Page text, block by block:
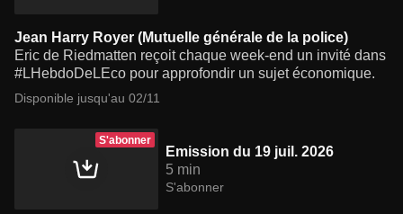
Jean Harry Royer (Mutuelle générale de la police)
Eric de Riedmatten reçoit chaque week-end un invité dans
#LHebdoDeLEco pour approfondir un sujet économique.
Disponible jusqu'au 02/11
S'abonner
Emission du 19 juil. 2026
5 min
S'abonner